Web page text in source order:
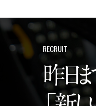
RECRUIT